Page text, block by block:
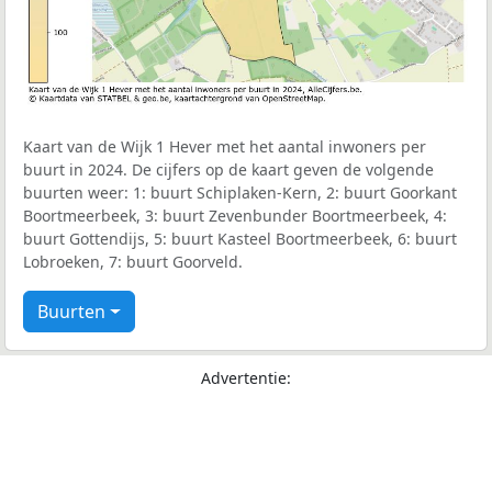
Kaart van de Wijk 1 Hever met het aantal inwoners per
buurt in 2024. De cijfers op de kaart geven de volgende
buurten weer: 1: buurt Schiplaken-Kern, 2: buurt Goorkant
Boortmeerbeek, 3: buurt Zevenbunder Boortmeerbeek, 4:
buurt Gottendijs, 5: buurt Kasteel Boortmeerbeek, 6: buurt
Lobroeken, 7: buurt Goorveld.
Buurten
Advertentie: